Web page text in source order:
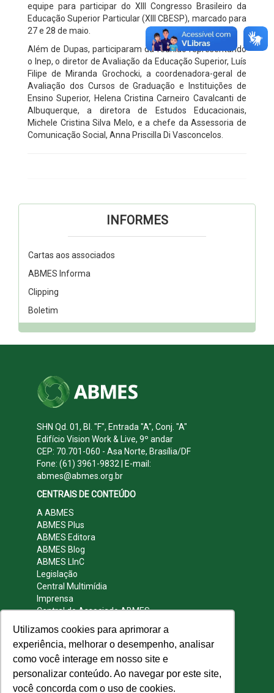
Utilizamos cookies para aprimorar a
experiência, melhorar o desempenho, analisar
como você interage em nosso site e
personalizar conteúdo. Ao navegar por este site,
você concorda com o uso de cookies.
equipe para participar do XIII Congresso Brasileiro da
Educação Superior Particular (XIII CBESP), marcado para
27 e 28 de maio.
Além de Dupas, participaram da reunião representando
o Inep, o diretor de Avaliação da Educação Superior, Luís
Filipe de Miranda Grochocki, a coordenadora-geral de
Avaliação dos Cursos de Graduação e Instituições de
Ensino Superior, Helena Cristina Carneiro Cavalcanti de
Albuquerque, a diretora de Estudos Educacionais,
Michele Cristina Silva Melo, e a chefe da Assessoria de
Comunicação Social, Anna Priscilla Di Vasconcelos.
INFORMES
Cartas aos associados
ABMES Informa
Clipping
Boletim
SHN Qd. 01, Bl. "F", Entrada "A", Conj. "A"
Edifício Vision Work & Live, 9º andar
CEP: 70.701-060 - Asa Norte, Brasília/DF
Fone: (61) 3961-9832 | E-mail:
abmes@abmes.org.br
CENTRAIS DE CONTEÚDO
A ABMES
ABMES Plus
ABMES Editora
ABMES Blog
ABMES LInC
Legislação
Central Multimídia
Imprensa
Central do Associado ABMES
REDES SOCIAIS